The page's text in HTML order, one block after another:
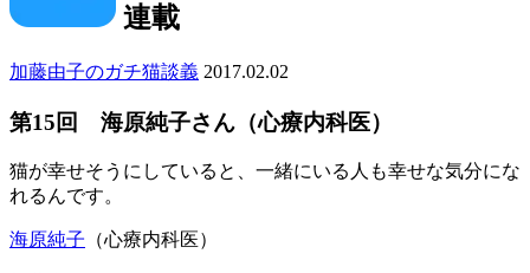
連載
加藤由子のガチ猫談義 2017.02.02
第15回 海原純子さん（心療内科医）
猫が幸せそうにしていると、一緒にいる人も幸せな気分にな
れるんです。
海原純子 （心療内科医）